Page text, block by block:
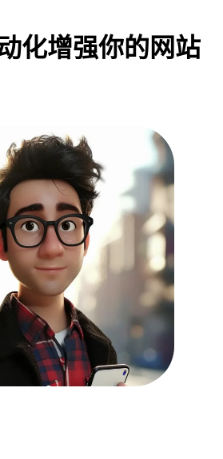
化增强你的网站